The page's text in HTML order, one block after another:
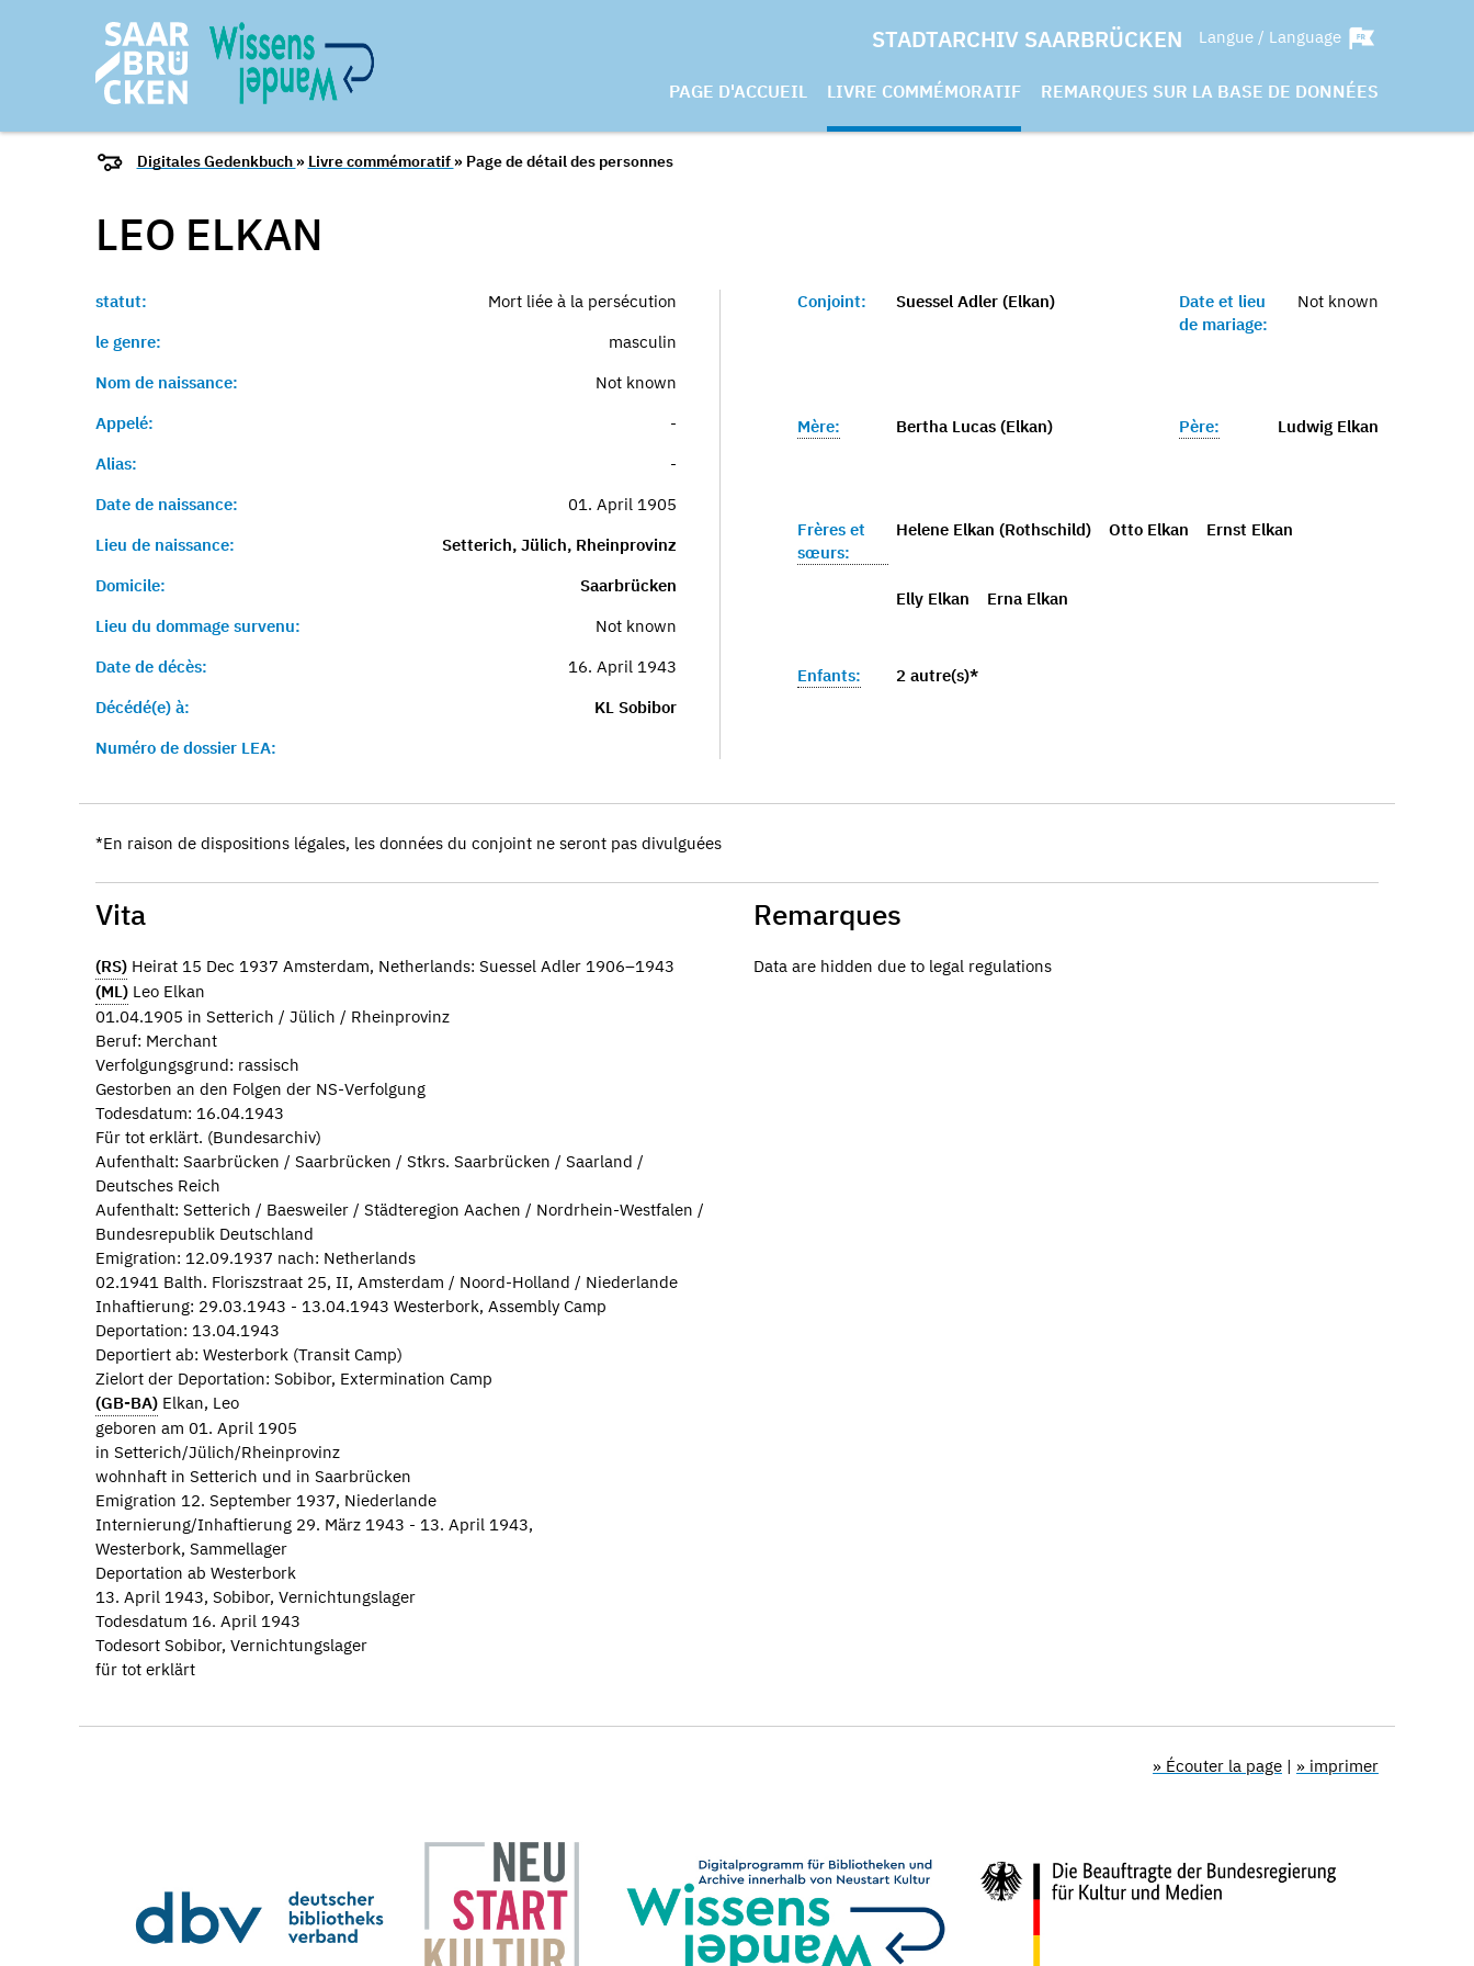
STADTARCHIV SAARBRÜCKEN Langue / Language
PAGE D'ACCUEIL LIVRE COMMÉMORATIF REMARQUES SUR LA BASE DE DONNÉES
Digitales Gedenkbuch » Livre commémoratif » Page de détail des personnes
LEO ELKAN
statut:
Mort liée à la persécution
le genre:
masculin
Nom de naissance:
Not known
Appelé:
-
Alias:
-
Date de naissance:
01. April 1905
Lieu de naissance:
Setterich, Jülich, Rheinprovinz
Domicile:
Saarbrücken
Lieu du dommage survenu:
Not known
Date de décès:
16. April 1943
Décédé(e) à:
KL Sobibor
Numéro de dossier LEA:
Conjoint: Suessel Adler (Elkan)
Date et lieu
de mariage:
Not known
Mère: Bertha Lucas (Elkan) Père: Ludwig Elkan
Frères et
sœurs:
Helene Elkan (Rothschild) Otto Elkan Ernst Elkan
Elly Elkan Erna Elkan
Enfants: 2 autre(s)*
*En raison de dispositions légales, les données du conjoint ne seront pas divulguées
Vita
(RS) Heirat 15 Dec 1937 Amsterdam, Netherlands: Suessel Adler 1906–1943
(ML) Leo Elkan
01.04.1905 in Setterich / Jülich / Rheinprovinz
Beruf: Merchant
Verfolgungsgrund: rassisch
Gestorben an den Folgen der NS-Verfolgung
Todesdatum: 16.04.1943
Für tot erklärt. (Bundesarchiv)
Aufenthalt: Saarbrücken / Saarbrücken / Stkrs. Saarbrücken / Saarland /
Deutsches Reich
Aufenthalt: Setterich / Baesweiler / Städteregion Aachen / Nordrhein-Westfalen /
Bundesrepublik Deutschland
Emigration: 12.09.1937 nach: Netherlands
02.1941 Balth. Floriszstraat 25, II, Amsterdam / Noord-Holland / Niederlande
Inhaftierung: 29.03.1943 - 13.04.1943 Westerbork, Assembly Camp
Deportation: 13.04.1943
Deportiert ab: Westerbork (Transit Camp)
Zielort der Deportation: Sobibor, Extermination Camp
(GB-BA) Elkan, Leo
geboren am 01. April 1905
in Setterich/Jülich/Rheinprovinz
wohnhaft in Setterich und in Saarbrücken
Emigration 12. September 1937, Niederlande
Internierung/Inhaftierung 29. März 1943 - 13. April 1943,
Westerbork, Sammellager
Deportation ab Westerbork
13. April 1943, Sobibor, Vernichtungslager
Todesdatum 16. April 1943
Todesort Sobibor, Vernichtungslager
für tot erklärt
Remarques
Data are hidden due to legal regulations
» Écouter la page | » imprimer